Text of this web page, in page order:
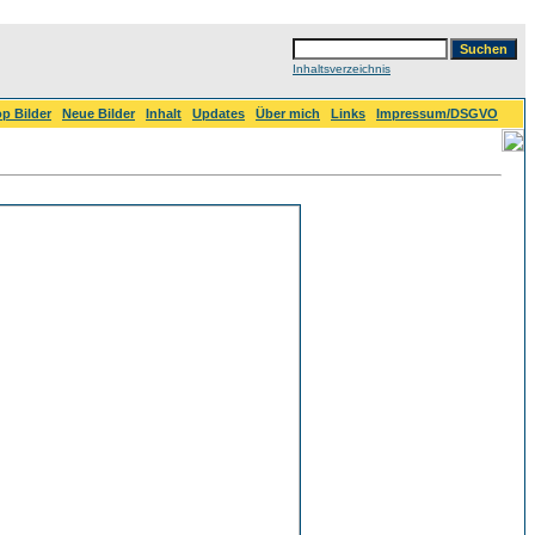
Inhaltsverzeichnis
Bilder Neue Bilder Inhalt Updates Über mich Links
Impressum/DSGVO